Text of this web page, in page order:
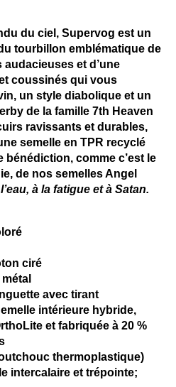
du ciel, Supervog est un
tourbillon emblématique de
et d’une
coussinés qui vous
un style diabolique et un
de la famille 7th Heaven
ravissants et durables,
semelle en TPR recyclé
comme c’est le
de nos semelles Angel
à la fatigue et à Satan.
ciré
avec tirant
intérieure hybride,
et fabriquée à 20 %
thermoplastique)
intercalaire et trépointe;